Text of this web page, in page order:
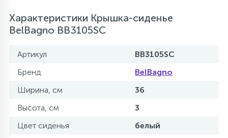
Характеристики Крышка-сиденье
BelBagno BB3105SC
Артикул
BB3105SC
Бренд
BelBagno
Ширина, см
36
Высота, см
3
Цвет сиденья
белый